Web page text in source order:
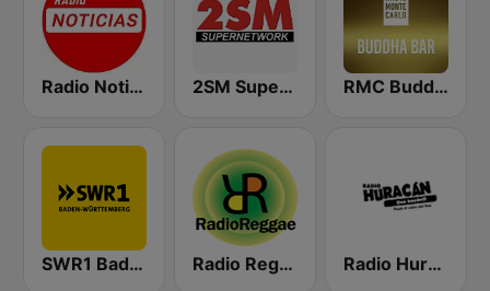
Radio Noticias Perú 2SM Super Radio RMC Buddha-Bar Monte Carlo
SWR1 Baden-Württemberg Radio Reggae Radio Huracan